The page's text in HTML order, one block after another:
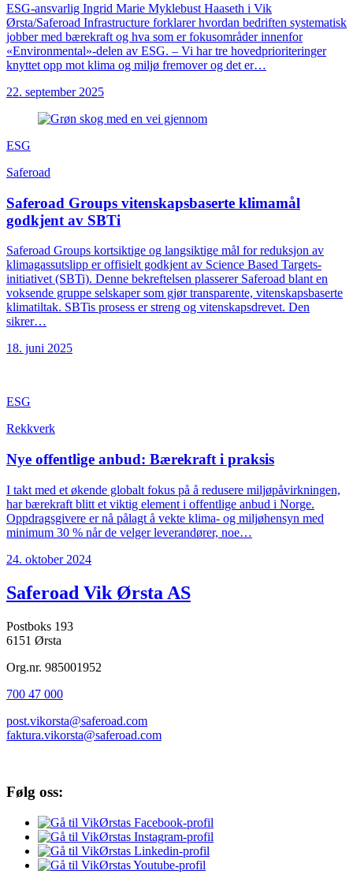
ESG-ansvarlig Ingrid Marie Myklebust Haaseth i Vik
Ørsta/Saferoad Infrastructure forklarer hvordan bedriften systematisk
jobber med bærekraft og hva som er fokusområder innenfor
«Environmental»-delen av ESG. – Vi har tre hovedprioriteringer
knyttet opp mot klima og miljø fremover og det er…
22. september 2025
ESG
Saferoad
Saferoad Groups vitenskapsbaserte klimamål
godkjent av SBTi
Saferoad Groups kortsiktige og langsiktige mål for reduksjon av
klimagassutslipp er offisielt godkjent av Science Based Targets-
initiativet (SBTi). Denne bekreftelsen plasserer Saferoad blant en
voksende gruppe selskaper som gjør transparente, vitenskapsbaserte
klimatiltak. SBTis prosess er streng og vitenskapsdrevet. Den
sikrer…
18. juni 2025
ESG
Rekkverk
Nye offentlige anbud: Bærekraft i praksis
I takt med et økende globalt fokus på å redusere miljøpåvirkningen,
har bærekraft blitt et viktig element i offentlige anbud i Norge.
Oppdragsgivere er nå pålagt å vekte klima- og miljøhensyn med
minimum 30 % når de velger leverandører, noe…
24. oktober 2024
Saferoad Vik Ørsta AS
Postboks 193
6151 Ørsta
Org.nr. 985001952
700 47 000
post.vikorsta@saferoad.com
faktura.vikorsta@saferoad.com
Følg oss: